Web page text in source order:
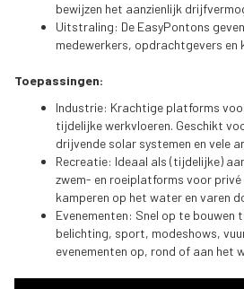
bewijzen het aanzienlijk
Uitstraling: De EasyPontons
medewerkers, opdrachtgevers en
Toepassingen:
Industrie: Krachtige platforms
tijdelijke werkvloeren. Geschikt
drijvende solar systemen en vele
Recreatie: Ideaal als (tijdelijke)
zwem- en roeiplatforms voor
kamperen op het water en varen
Evenementen: Snel op te
belichting, sport, modeshows,
evenementen op, rond of aan het